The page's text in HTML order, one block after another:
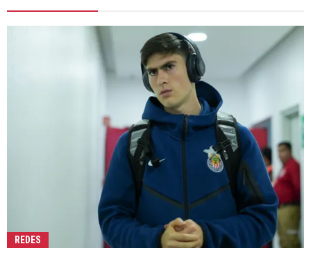
REDES